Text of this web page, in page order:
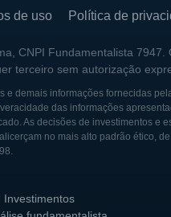
reservas através de
com a
que
às exigências
de energia.
de uso Política de
CNPI Fundamentalista
terceiro sem autorização
demais informações fornecidas
das informações
As decisões de investimentos e
no mais alto padrão ético,
Investimentos